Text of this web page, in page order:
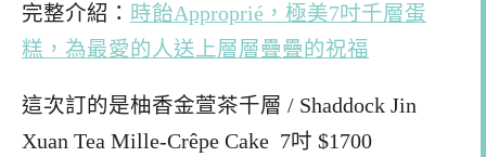
完整介紹： 時飴Approprié，極美7吋千層蛋
糕，為最愛的人送上層層疊疊的祝福
這次訂的是柚香金萱茶千層 / Shaddock Jin
Xuan Tea Mille-Crêpe Cake 7吋 $1700